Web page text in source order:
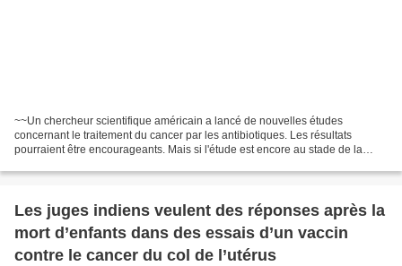
~~Un chercheur scientifique américain a lancé de nouvelles études
concernant le traitement du cancer par les antibiotiques. Les résultats
pourraient être encourageants. Mais si l'étude est encore au stade de la
Les juges indiens veulent des réponses après la
mort d’enfants dans des essais d’un vaccin
contre le cancer du col de l’utérus